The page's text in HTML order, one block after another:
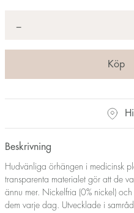
−
Beskrivning
Hudvänliga örhängen i medicinsk
transparenta materialet gör att de
ännu mer. Nickelfria (0% nickel)
dem varje dag. Utvecklade i